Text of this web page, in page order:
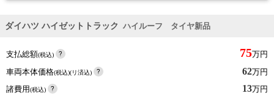
ダイハツ ハイゼットトラック ハイルーフ タイヤ新品
支払総額(税込) 75万円
車両本体価格(税込)(リ済込) 62万円
諸費用(税込) 13万円